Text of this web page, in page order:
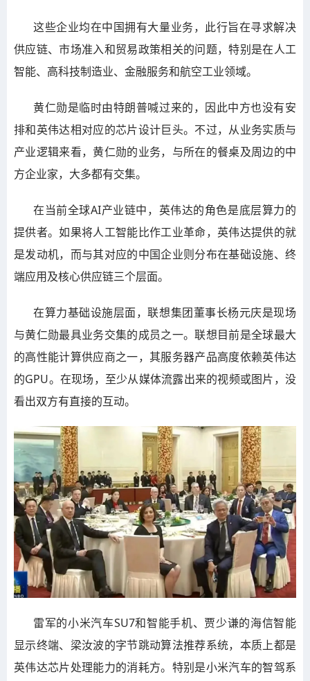
这些企业均在中国拥有大量业务，此行旨在寻求解决
供应链、市场准入和贸易政策相关的问题，特别是在人工
智能、高科技制造业、金融服务和航空工业领域。
黄仁勋是临时由特朗普喊过来的，因此中方也没有安
排和英伟达相对应的芯片设计巨头。不过，从业务实质与
产业逻辑来看，黄仁勋的业务，与所在的餐桌及周边的中
方企业家，大多都有交集。
在当前全球AI产业链中，英伟达的角色是底层算力的
提供者。如果将人工智能比作工业革命，英伟达提供的就
是发动机，而与其对应的中国企业则分布在基础设施、终
端应用及核心供应链三个层面。
在算力基础设施层面，联想集团董事长杨元庆是现场
与黄仁勋最具业务交集的成员之一。联想目前是全球最大
的高性能计算供应商之一，其服务器产品高度依赖英伟达
的GPU。在现场，至少从媒体流露出来的视频或图片，没
看出双方有直接的互动。
雷军的小米汽车SU7和智能手机、贾少谦的海信智能
显示终端、梁汝波的字节跳动算法推荐系统，本质上都是
英伟达芯片处理能力的消耗方。特别是小米汽车的智驾系